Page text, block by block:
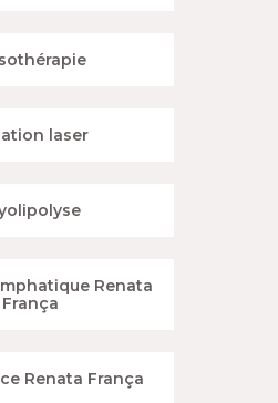
laser
Renata
França
Renata França